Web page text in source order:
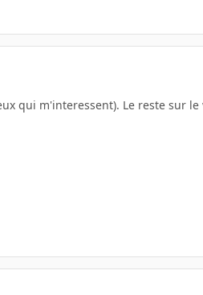
qui m'interessent). Le reste sur le